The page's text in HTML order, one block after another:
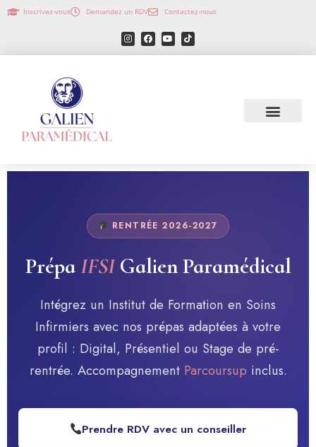
Inscrivez-vous Demandez un RDV Contactez-nous
RENTRÉE 2026-2027
PrépaIFSIGalien Paramédical
Intégrez un Institut de Formation en Soins
Infirmiers avec nos prépas adaptées à votre
profil : Digital, Présentiel ou Stage de pré-
rentrée. Accompagnement Parcoursup inclus.
Prendre RDV avec un conseiller